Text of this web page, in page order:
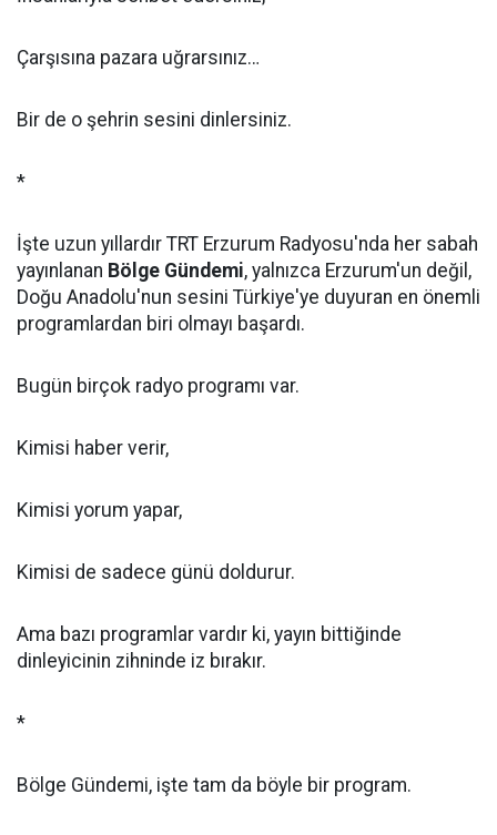
Çarşısına pazara uğrarsınız…
Bir de o şehrin sesini dinlersiniz.
*
İşte uzun yıllardır TRT Erzurum Radyosu'nda her sabah
yayınlanan Bölge Gündemi, yalnızca Erzurum'un değil,
Doğu Anadolu'nun sesini Türkiye'ye duyuran en önemli
programlardan biri olmayı başardı.
Bugün birçok radyo programı var.
Kimisi haber verir,
Kimisi yorum yapar,
Kimisi de sadece günü doldurur.
Ama bazı programlar vardır ki, yayın bittiğinde
dinleyicinin zihninde iz bırakır.
*
Bölge Gündemi, işte tam da böyle bir program.